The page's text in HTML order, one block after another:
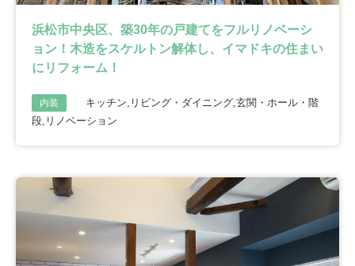
浜松市中央区、築30年の戸建てをフルリノベーシ
ョン！木造をスケルトン解体し、イマドキの住まい
にリフォーム！
内装
キッチン,リビング・ダイニング,玄関・ホール・階
段,リノベーション